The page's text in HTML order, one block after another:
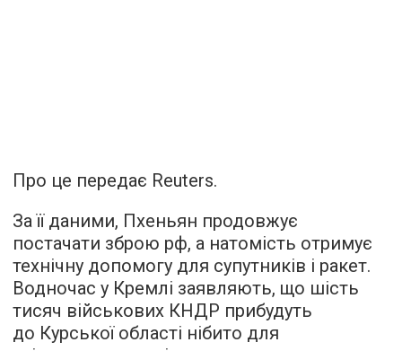
Про це передає Reuters.
За її даними, Пхеньян продовжує
постачати зброю рф, а натомість отримує
технічну допомогу для супутників і ракет.
Водночас у Кремлі заявляють, що шість
тисяч військових КНДР прибудуть
до Курської області нібито для